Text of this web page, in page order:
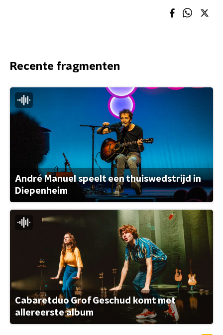
Recente fragmenten
André Manuel speelt een thuiswedstrijd in
Diepenheim
Cabaretduo Grof Geschud komt met
allereerste album